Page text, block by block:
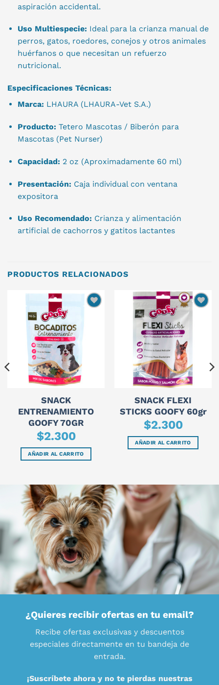
aspiración accidental.
Uso Multiespecie: Ideal para la crianza manual de
perros, gatos, roedores, conejos y otros animales
huérfanos o que necesitan un refuerzo
nutricional.
Especificaciones Técnicas:
Marca: LHAURA (LHAURA-Vet S.A.)
Producto: Tetero Mascotas / Biberón para
Mascotas (Pet Nurser)
Capacidad: 2 oz (Aproximadamente 60 ml)
Presentación: Caja individual con ventana
expositora
Uso Recomendado: Crianza y alimentación
artificial de cachorros y gatitos lactantes
PRODUCTOS RELACIONADOS
SNACK
ENTRENAMIENTO
GOOFY 70GR
$2.300
AÑADIR AL CARRITO
SNACK FLEXI
STICKS GOOFY 60gr
$2.300
AÑADIR AL CARRITO
¿Quieres recibir ofertas en tu email?
Recibe ofertas exclusivas y descuentos
especiales directamente en tu bandeja de
entrada.
¡Suscríbete ahora y no te pierdas nuestras